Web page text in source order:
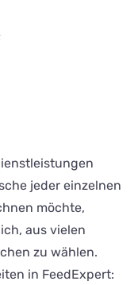
jeder einzelnen
möchte,
aus vielen
zu wählen.
in FeedExpert: